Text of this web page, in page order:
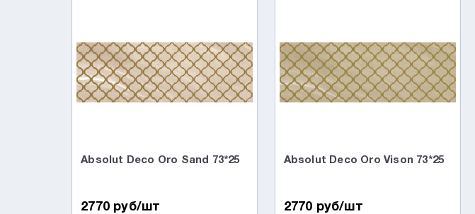
Absolut Deco Oro Sand 73*25
2770 руб/шт
Absolut Deco Oro Vison 73*25
2770 руб/шт